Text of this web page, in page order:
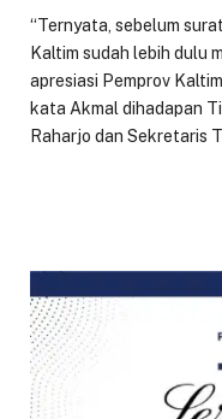
“Ternyata, sebelum
Kaltim sudah lebih dulu
apresiasi Pemprov
kata Akmal dihadapan
Raharjo dan Sekretaris